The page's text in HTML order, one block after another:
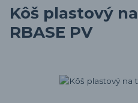
Kôš plastový
RBASE PV